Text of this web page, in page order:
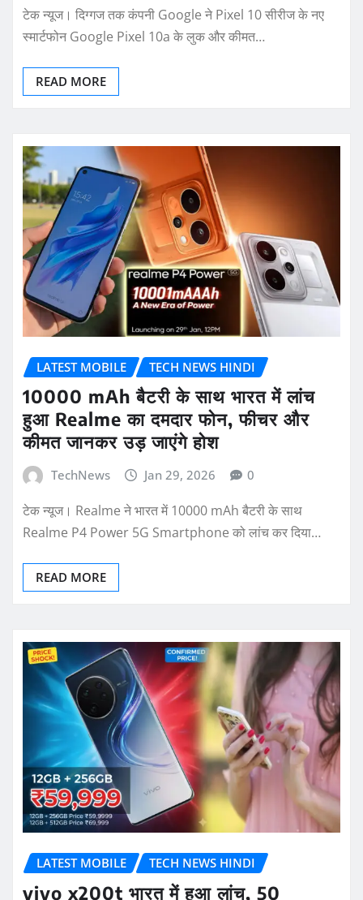
टेक न्यूज। दिग्गज तक कंपनी Google ने Pixel 10 सीरीज के नए
स्मार्टफोन Google Pixel 10a के लुक और कीमत…
READ MORE
LATEST MOBILE TECH NEWS HINDI
10000 mAh बैटरी के साथ भारत में लांच
हुआ Realme का दमदार फोन, फीचर और
कीमत जानकर उड़ जाएंगे होश
TechNews Jan 29, 2026 0
टेक न्यूज। Realme ने भारत में 10000 mAh बैटरी के साथ
Realme P4 Power 5G Smartphone को लांच कर दिया…
READ MORE
LATEST MOBILE TECH NEWS HINDI
vivo x200t भारत में हुआ लांच, 50